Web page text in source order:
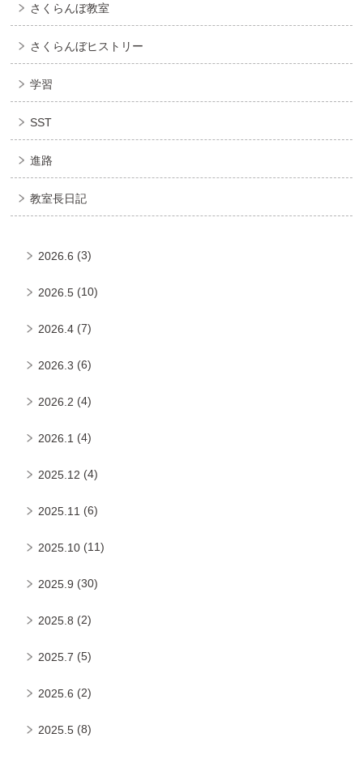
さくらんぼ教室
さくらんぼヒストリー
学習
SST
進路
教室長日記
2026.6 (3)
2026.5 (10)
2026.4 (7)
2026.3 (6)
2026.2 (4)
2026.1 (4)
2025.12 (4)
2025.11 (6)
2025.10 (11)
2025.9 (30)
2025.8 (2)
2025.7 (5)
2025.6 (2)
2025.5 (8)